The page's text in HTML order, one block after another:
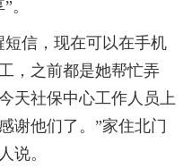
。
信，现在可以在手机
，之前都是她帮忙弄
天社保中心工作人员上
谢他们了。”家住北门
说。